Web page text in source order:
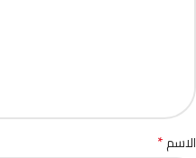
الاسم*